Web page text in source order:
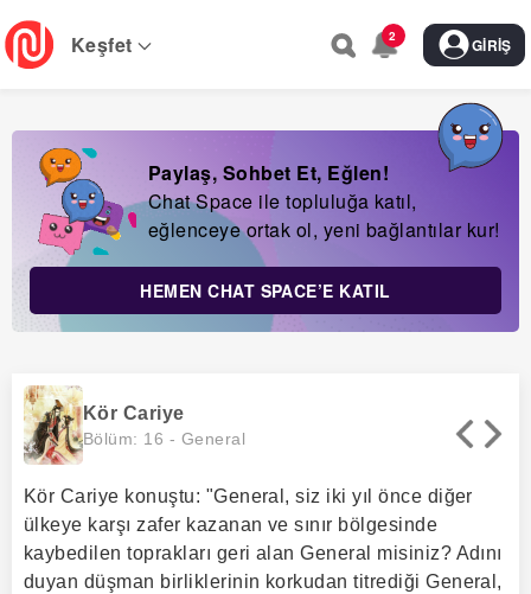
Skip
to
main
Keşfet 2 GIRIŞ
Paylaş, Sohbet Et, Eğlen!
Chat Space ile topluluğa katıl,
eğlenceye ortak ol, yeni bağlantılar kur!
HEMEN CHAT SPACE’E KATIL
Kör Cariye
Bölüm: 16 - General
Kör Cariye konuştu: "General, siz iki yıl önce diğer
ülkeye karşı zafer kazanan ve sınır bölgesinde
kaybedilen toprakları geri alan General misiniz? Adını
duyan düşman birliklerinin korkudan titrediği General,